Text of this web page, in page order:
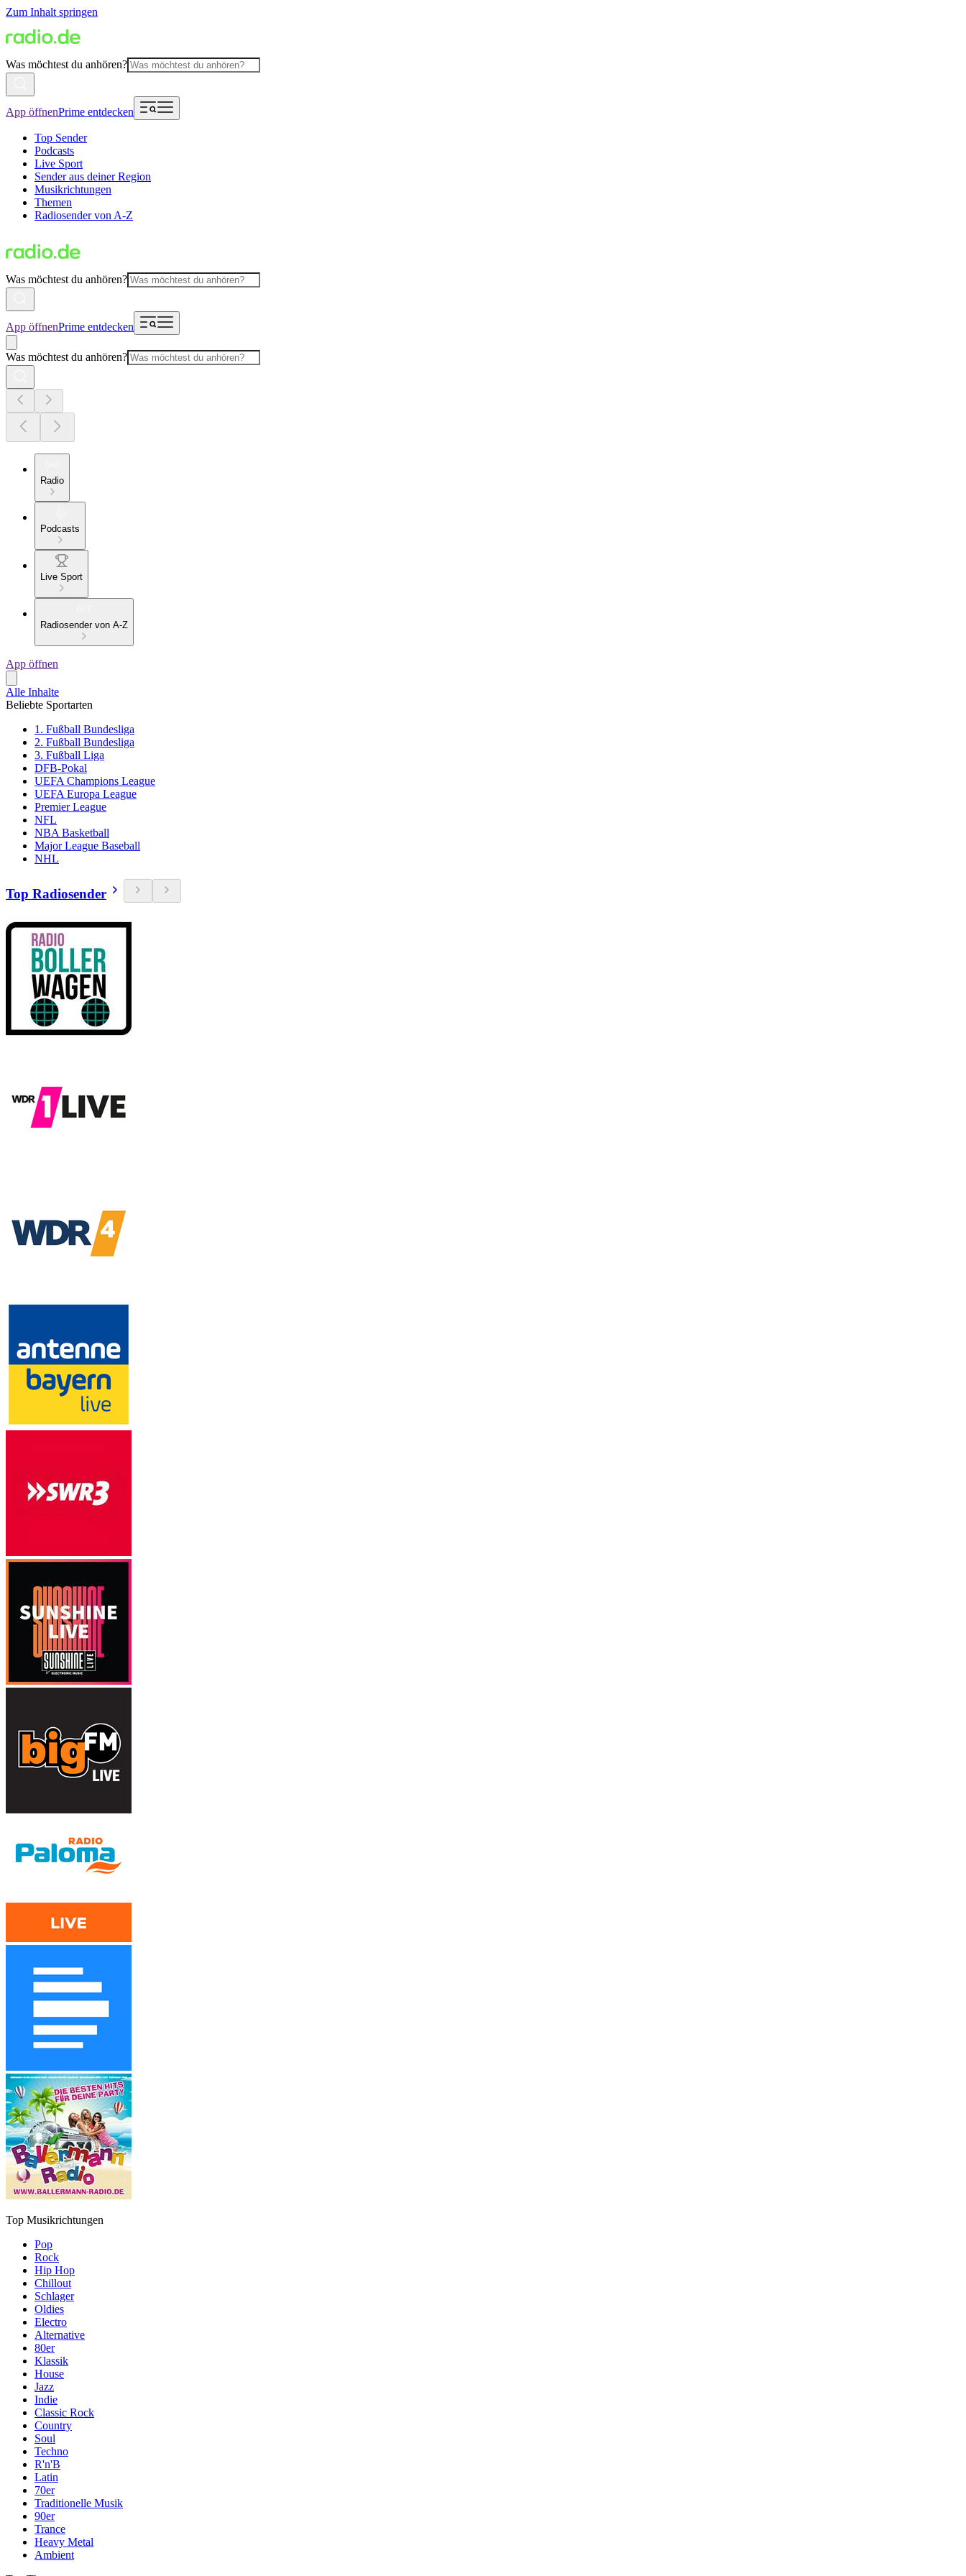
Zum Inhalt springen
Was möchtest du anhören?
App öffnenPrime entdecken
Top Sender
Podcasts
Live Sport
Sender aus deiner Region
Musikrichtungen
Themen
Radiosender von A-Z
Was möchtest du anhören?
App öffnenPrime entdecken
Was möchtest du anhören?
Radio
Podcasts
Live Sport
Radiosender von A-Z
App öffnen
Alle Inhalte
Beliebte Sportarten
1. Fußball Bundesliga
2. Fußball Bundesliga
3. Fußball Liga
DFB-Pokal
UEFA Champions League
UEFA Europa League
Premier League
NFL
NBA Basketball
Major League Baseball
NHL
Top Radiosender
Top Musikrichtungen
Pop
Rock
Hip Hop
Chillout
Schlager
Oldies
Electro
Alternative
80er
Klassik
House
Jazz
Indie
Classic Rock
Country
Soul
Techno
R'n'B
Latin
70er
Traditionelle Musik
90er
Trance
Heavy Metal
Ambient